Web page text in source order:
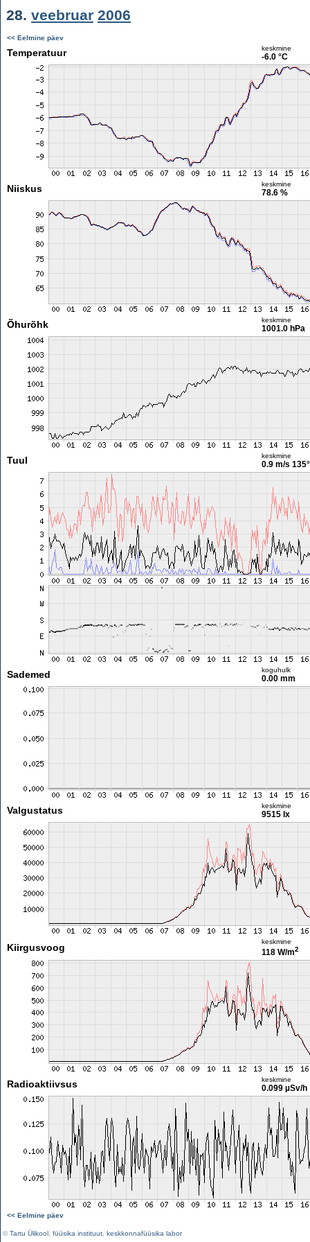
28. veebruar 2006
<< Eelmine päev
Temperatuur keskmine
-6.0 °C
Niiskus keskmine
78.6 %
Õhurõhk keskmine
1001.0 hPa
Tuul keskmine
0.9 m/s 135°
Sademed koguhulk
0.00 mm
Valgustatus keskmine
9515 lx
Kiirgusvoog
keskmine
118 W/m2
Radioaktiivsus keskmine
0.099 µSv/h
<< Eelmine päev
©Tartu Ülikool füüsika instituut keskkonnafüüsika labor